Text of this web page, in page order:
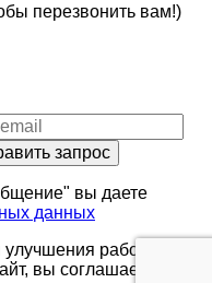
перезвонить вам!)
запрос
вы даете
данных
работы
вы соглашаетесь с